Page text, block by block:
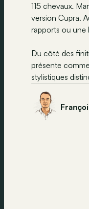
115 chevaux.
version Cupra.
rapports ou une
Du côté des
présente
stylistiques